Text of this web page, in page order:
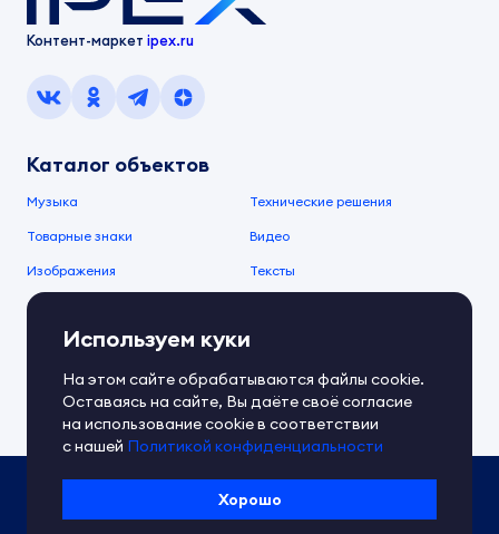
Контент-маркет ipex.ru
Каталог объектов
Музыка Технические решения
Товарные знаки Видео
Изображения Тексты
О компании
О сервисе
Документы IPEX Справочный центр
Контакты Обратная связь
Политика IPEX по обработке ПД
Условия использования платформы
Используем куки
На этом сайте обрабатываются файлы cookie.
Оставаясь на сайте, Вы даёте своё согласие
на использование cookie в соответствии
с нашей Политикой конфиденциальности
Хорошо